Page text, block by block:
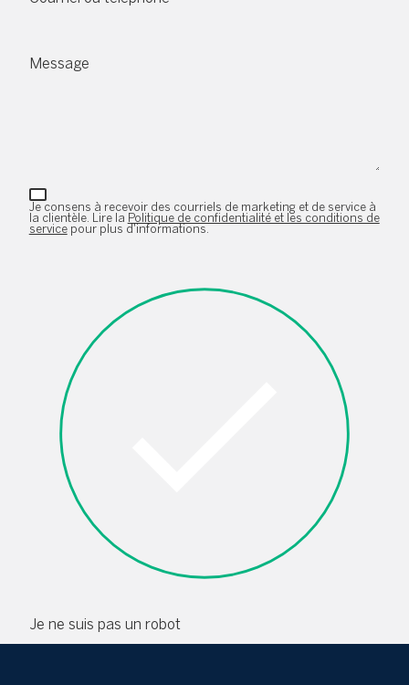
Message
Je consens à recevoir des courriels de marketing et de service à
la clientèle. Lire la Politique de confidentialité et les conditions de
servicepour plus d'informations.
Je ne suis pas un robot